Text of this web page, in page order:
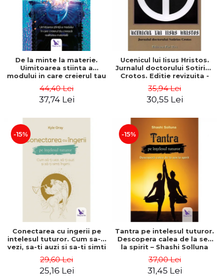
De la minte la materie.
Uimitoarea stiinta a
modului in care creierul tau
materiala – Dr. Dawson
Church
44,40 Lei
37,74 Lei
Ucenicul lui Iisus Hristos.
Jurnalul doctorului Sotirios
Crotos. Editie revizuita -
35,94 Lei
30,55 Lei
-15%
Conectarea cu ingerii pe
intelesul tuturor. Cum sa-ti
vezi, sa-ti auzi si sa-ti simti
29,60 Lei
25,16 Lei
-15%
Tantra pe intelesul tuturor.
Descopera calea de la sex
la spirit – Shashi Solluna
37,00 Lei
31,45 Lei